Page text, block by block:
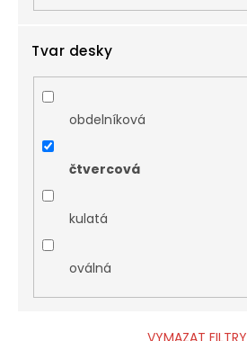
Tvar desky
obdelníková
čtvercová
kulatá
oválná